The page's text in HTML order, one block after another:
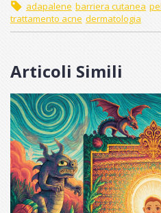
adapalene barriera cutanea
trattamento acne dermatologia
Articoli Simili